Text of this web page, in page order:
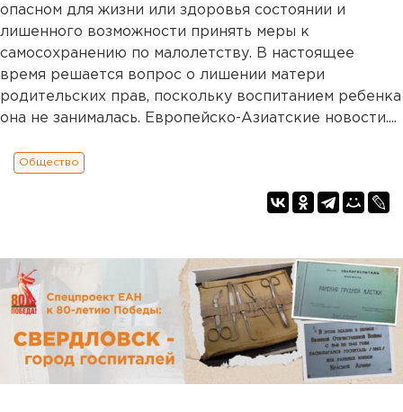
опасном для жизни или здоровья состоянии и
лишенного возможности принять меры к
самосохранению по малолетству. В настоящее
время решается вопрос о лишении матери
родительских прав, поскольку воспитанием ребенка
она не занималась. Европейско-Азиатские новости....
Общество